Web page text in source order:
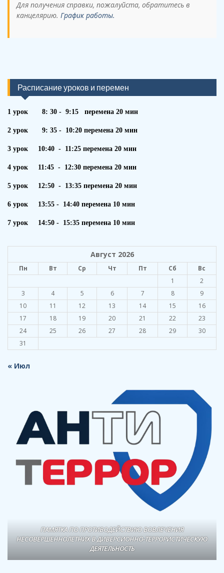
Для получения справки, пожалуйста, обратитесь в
канцелярию. График работы.
Расписание уроков и перемен
1 урок 8: 30 - 9:15 перемена 20 мин
2 урок 9: 35 - 10:20 перемена 20 мин
3 урок 10:40 - 11:25 перемена 20 мин
4 урок 11:45 - 12:30 перемена 20 мин
5 урок 12:50 - 13:35 перемена 20 мин
6 урок 13:55 - 14:40 перемена 10 мин
7 урок 14:50 - 15:35 перемена 10 мин
Август 2026
Пн Вт Ср Чт Пт Сб
Вс
1
2
3
4 5 6 7 8
9
10
11 12 13 14 15
16
17
18 19 20 21 22
23
24
25 26 27 28 29
30
31
« Июл
ПАМЯТКА ПО ПРОТИВОДЕЙСТВИЮ ВОВЛЕЧЕНИЯ
НЕСОВЕРШЕННОЛЕТНИХ В ДИВЕРСИОННО-ТЕРРОРИСТИЧЕСКУЮ
ДЕЯТЕЛЬНОСТЬ